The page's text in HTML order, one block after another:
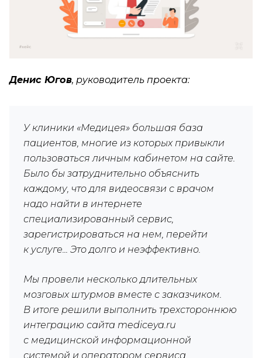
Денис Югов, руководитель проекта:
У клиники «Медицея» большая база
пациентов, многие из которых привыкли
пользоваться личным кабинетом на сайте.
Было бы затруднительно объяснить
каждому, что для видеосвязи с врачом
надо найти в интернете
специализированный сервис,
зарегистрироваться на нем, перейти
к услуге... Это долго и неэффективно.
Мы провели несколько длительных
мозговых штурмов вместе с заказчиком.
В итоге решили выполнить трехстороннюю
интеграцию сайта mediceya.ru
с медицинской информационной
системой и оператором сервиса